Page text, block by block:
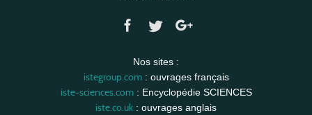
Nos sites :
istegroup.com: ouvrages français
iste-sciences.com: Encyclopédie SCIENCES
iste.co.uk : ouvrages anglais